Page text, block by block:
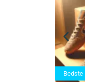
2025 –
produkter her!
Bedste